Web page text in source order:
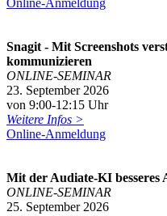
Online-Anmeldung
Snagit - Mit Screenshots
kommunizieren
ONLINE-SEMINAR
23. September 2026
von 9:00-12:15 Uhr
Weitere Infos >
Online-Anmeldung
Mit der Audiate-KI besseres
ONLINE-SEMINAR
25. September 2026